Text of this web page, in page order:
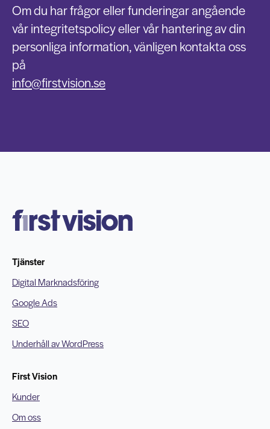
Om du har frågor eller funderingar angående
vår integritetspolicy eller vår hantering av din
personliga information, vänligen kontakta oss
på
info@firstvision.se
Tjänster
Digital Marknadsföring
Google Ads
SEO
Underhåll av WordPress
First Vision
Kunder
Om oss